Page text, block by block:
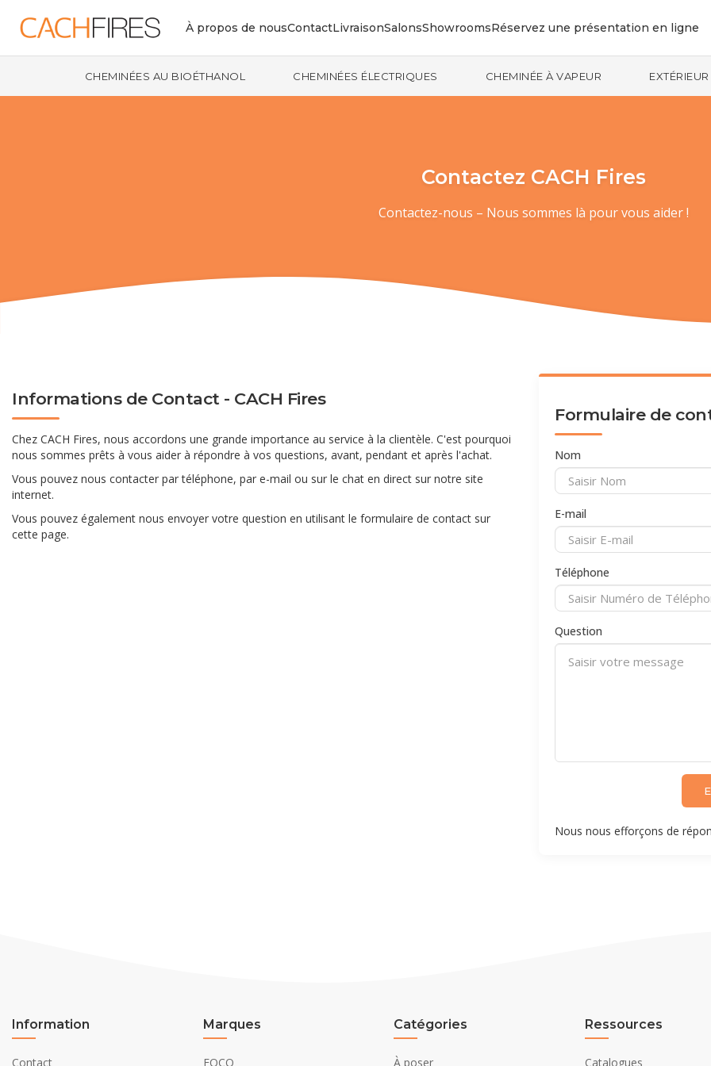
À propos de nousContactLivraisonSalonsShowroomsRéservez une présentation en ligne
CHEMINÉES AU BIOÉTHANOL CHEMINÉES ÉLECTRIQUES CHEMINÉE À VAPEUR EXTÉRIEUR
Contactez CACH Fires
Contactez-nous – Nous sommes là pour vous aider !
Informations de Contact - CACH Fires
Chez CACH Fires, nous accordons une grande importance au service à la clientèle. C'est pourquoi
nous sommes prêts à vous aider à répondre à vos questions, avant, pendant et après l'achat.
Vous pouvez nous contacter par téléphone, par e-mail ou sur le chat en direct sur notre site
internet.
Vous pouvez également nous envoyer votre question en utilisant le formulaire de contact sur
cette page.
Formulaire de
Nom
E-mail
Téléphone
Question
Nous nous efforçons de
Information
Contact
Marques
FOCO
Catégories
À poser
Ressources
Catalogues